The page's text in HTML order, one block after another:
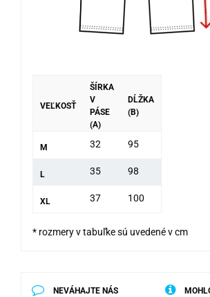
VEĽKOSŤ
ŠÍRKA
V
PÁSE
(A)
DĹŽKA
(B)
M 32 95
L 35 98
XL 37 100
* rozmery v tabuľke sú uvedené v cm
NEVÁHAJTE NÁS